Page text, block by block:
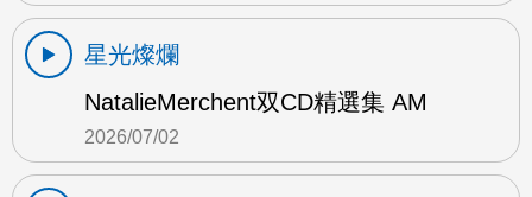
星光燦爛
NatalieMerchent双CD精選集 AM
2026/07/02